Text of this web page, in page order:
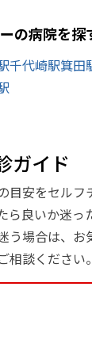
の病院を探
千代崎駅箕田
ガイド
目安をセルフ
ら良いか迷っ
う場合は、お
相談ください。